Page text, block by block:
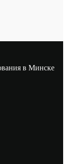
в Минске